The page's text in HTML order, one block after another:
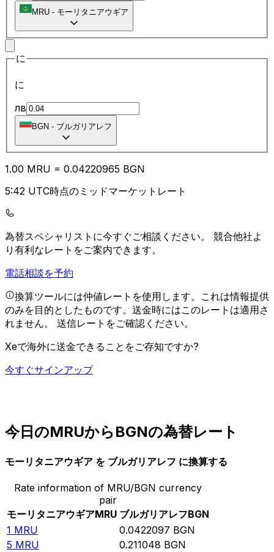
MRU - モーリタニアウギア
に
に
лв
BGN - ブルガリアレフ
1.00 MRU = 0.04220965 BGN
5:42 UTC時点のミッドマーケットレート
為替スペシャリストに今すぐご相談ください。 競合他社よ
り有利なレートをご案内できます。
電話相談を予約
換算ツールには仲値レートを使用します。これは情報提供
のみを目的としたものです。送金時にはこのレートは適用さ
れません。 送信レートをご確認ください。
Xeで海外に送金できることをご存知ですか?
今すぐサインアップ
今日のMRUからBGNの為替レート
モーリタニアウギア を ブルガリアレフ に換算する
Rate information of MRU/BGN currency
pair
モーリタニアウギアMRU ブルガリアレフBGN
1 MRU 0.0422097 BGN
5 MRU 0.211048 BGN